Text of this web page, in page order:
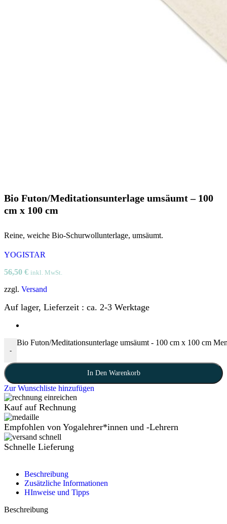
Bio Futon/Meditationsunterlage umsäumt – 100
cm x 100 cm
Reine, weiche Bio-Schurwollunterlage, umsäumt.
YOGISTAR
56,50 € inkl. MwSt.
zzgl. Versand
Auf lager, Lieferzeit : ca. 2-3 Werktage
-
Bio Futon/Meditationsunterlage umsäumt - 100 cm x 100 cm
In Den Warenkorb
Zur Wunschliste hinzufügen
Kauf auf Rechnung
Empfohlen von Yogalehrer*innen und -Lehrern
Schnelle Lieferung
Beschreibung
Zusätzliche Informationen
HInweise und Tipps
Beschreibung